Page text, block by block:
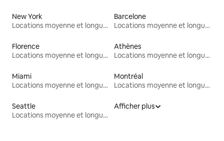
New York
Locations moyenne et longue durée
Barcelone
Locations moyenne et longue durée
Florence
Locations moyenne et longue durée
Athènes
Locations moyenne et longue durée
Miami
Locations moyenne et longue durée
Montréal
Locations moyenne et longue durée
Seattle
Locations moyenne et longue durée
Afficher plus